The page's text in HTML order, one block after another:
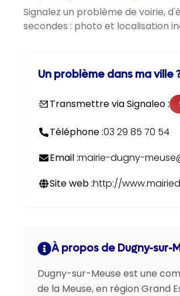
Signalez un problème de voirie,
secondes : photo et localisation
Un problème dans ma ville
Transmettre via Signaleo :
Téléphone :03 29 85 70 54
Email :mairie-dugny-
Site web :http://
À propos de Dugny-sur-
Dugny-sur-Meuse est une
de la Meuse, en région Grand